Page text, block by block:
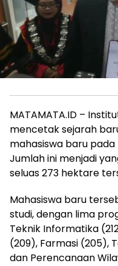
MATAMATA.ID –
mencetak sejarah
mahasiswa baru
Jumlah ini menjadi
seluas 273 hektare
Mahasiswa baru
studi, dengan lima
Teknik Informatika
(209), Farmasi (205),
dan Perencanaan